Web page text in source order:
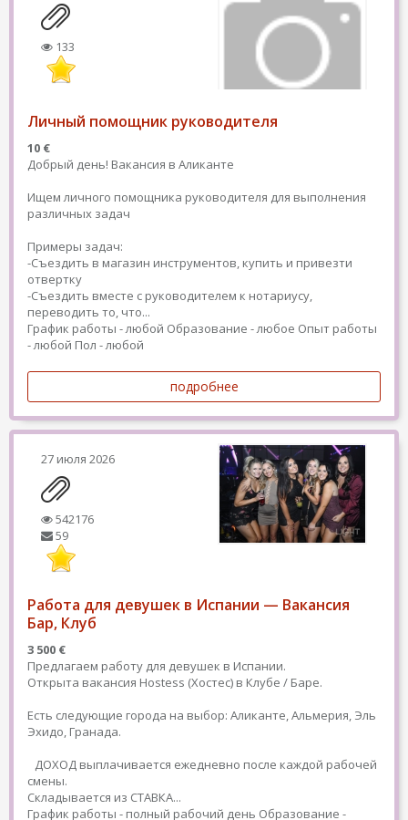
133
Личный помощник руководителя
10 €
Добрый день! Вакансия в Аликанте
Ищем личного помощника руководителя для выполнения
различных задач
Примеры задач:
-Съездить в магазин инструментов, купить и привезти
отвертку
-Съездить вместе с руководителем к нотариусу,
переводить то, что...
График работы - любой Образование - любое Опыт работы
- любой Пол - любой
подробнее
27 июля 2026
542176
59
Работа для девушек в Испании — Вакансия
Бар, Клуб
3 500 €
Предлагаем работу для девушек в Испании.
Открыта вакансия Hostess (Хостес) в Клубе / Баре.
Есть следующие города на выбор: Аликанте, Альмерия, Эль
Эхидо, Гранада.
ДОХОД выплачивается ежедневно после каждой рабочей
смены.
Складывается из СТАВКА...
График работы - полный рабочий день Образование -